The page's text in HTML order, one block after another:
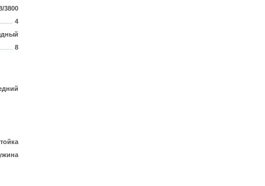
3800
4
8